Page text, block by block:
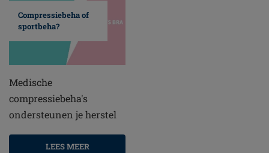
Compressiebeha of
sportbeha?
Medische
compressiebeha's
ondersteunen je herstel
LEES MEER